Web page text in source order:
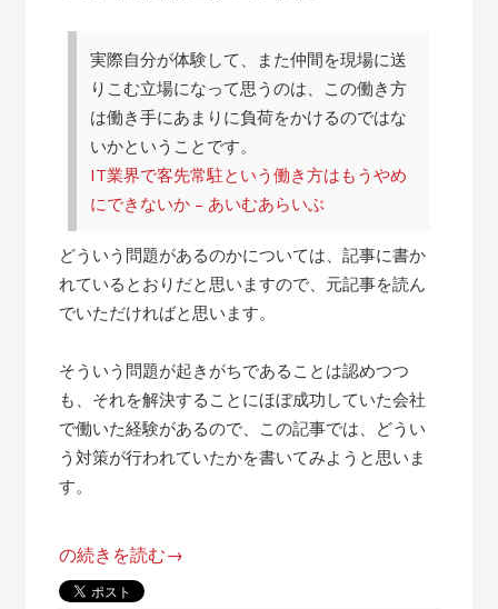
実際自分が体験して、また仲間を現場に送
りこむ立場になって思うのは、この働き方
は働き手にあまりに負荷をかけるのではな
いかということです。
IT業界で客先常駐という働き方はもうやめ
にできないか – あいむあらいぶ
どういう問題があるのかについては、記事に書か
れているとおりだと思いますので、元記事を読ん
でいただければと思います。
そういう問題が起きがちであることは認めつつ
も、それを解決することにほぼ成功していた会社
で働いた経験があるので、この記事では、どうい
う対策が行われていたかを書いてみようと思いま
す。
“帰
属
の続きを読む→